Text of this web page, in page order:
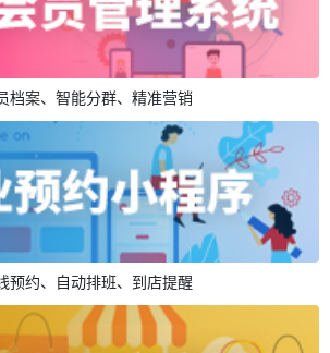
档案、智能分群、精准营销
预约、自动排班、到店提醒